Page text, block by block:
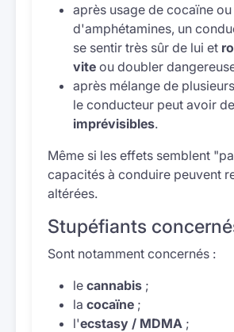
après usage de cocaïne ou
d'amphétamines, un
se sentir très sûr de lui et
vite ou doubler
après mélange de
le conducteur peut avoir
imprévisibles.
Même si les effets semblent
capacités à conduire peuvent
altérées.
Stupéfiants
Sont notamment concernés :
le cannabis ;
la cocaïne ;
l'ecstasy / MDMA ;